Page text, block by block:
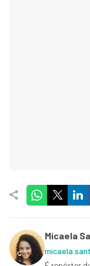
Micaela